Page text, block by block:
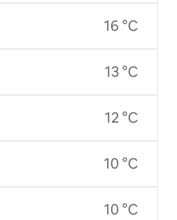
16 °C
13 °C
12 °C
10 °C
10 °C